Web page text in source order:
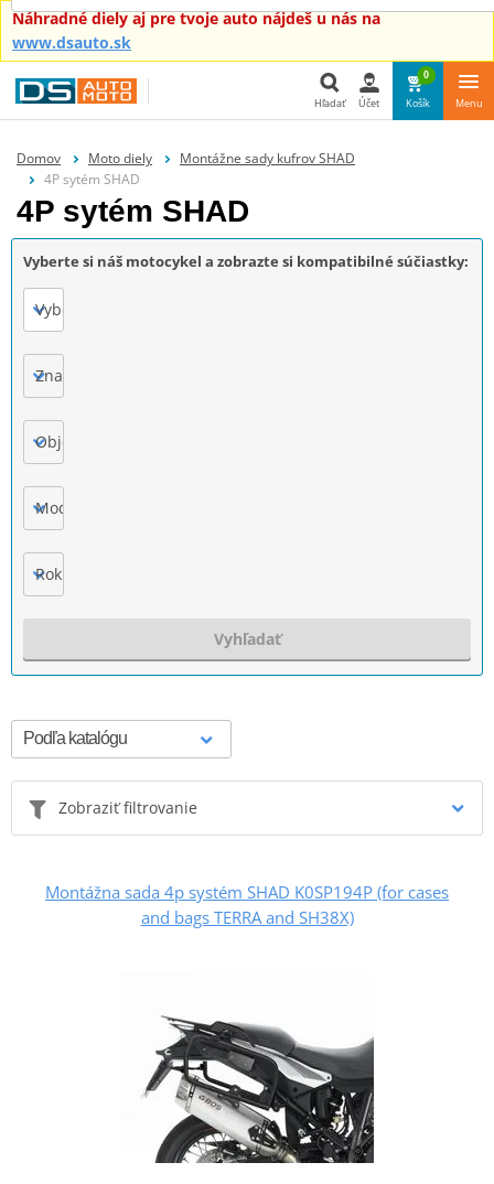
Náhradné diely aj pre tvoje auto nájdeš u nás na
www.dsauto.sk
Hľadať Účet
0
Košík Menu
Domov Moto diely
Montážne sady kufrov SHAD
4P sytém SHAD
4P sytém SHAD
Vyberte si náš motocykel a zobrazte si kompatibilné súčiastky:
Vyberte
Značka
Objem motora
Model
Rok výroby
Vyhľadať
Zobraziť filtrovanie
Montážna sada 4p systém SHAD K0SP194P (for cases
and bags TERRA and SH38X)